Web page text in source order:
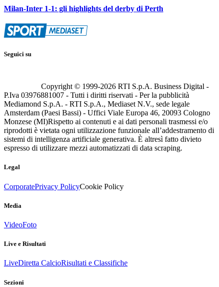
Milan-Inter 1-1: gli highlights del derby di Perth
Seguici su
Copyright © 1999-2026 RTI S.p.A. Business Digital -
P.Iva 03976881007 - Tutti i diritti riservati - Per la pubblicità
Mediamond S.p.A. - RTI S.p.A., Mediaset N.V., sede legale
Amsterdam (Paesi Bassi) - Uffici Viale Europa 46, 20093 Cologno
Monzese (MI)Rispetto ai contenuti e ai dati personali trasmessi e/o
riprodotti è vietata ogni utilizzazione funzionale all’addestramento di
sistemi di intelligenza artificiale generativa. È altresì fatto divieto
espresso di utilizzare mezzi automatizzati di data scraping.
Legal
CorporatePrivacy PolicyCookie Policy
Media
VideoFoto
Live e Risultati
LiveDiretta CalcioRisultati e Classifiche
Sezioni